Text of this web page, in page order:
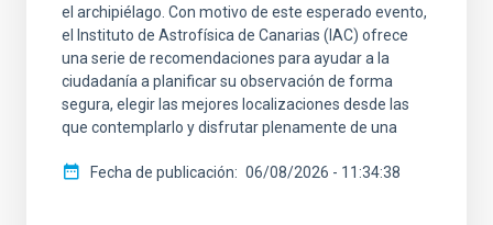
el archipiélago. Con motivo de este esperado evento,
el Instituto de Astrofísica de Canarias (IAC) ofrece
una serie de recomendaciones para ayudar a la
ciudadanía a planificar su observación de forma
segura, elegir las mejores localizaciones desde las
que contemplarlo y disfrutar plenamente de una
Fecha de publicación 06/08/2026 - 11:34:38